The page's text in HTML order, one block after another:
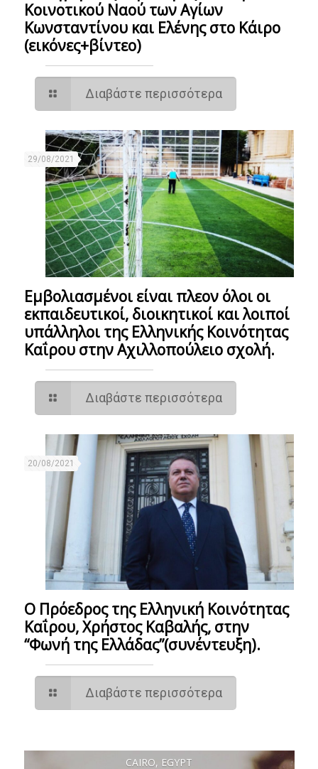
Κοινοτικού Ναού των Αγίων
Κωνσταντίνου και Ελένης στο Κάιρο
(εικόνες+βίντεο)
Διαβάστε περισσότερα
29/08/2021
Εμβολιασμένοι είναι πλεον όλοι οι
εκπαιδευτικοί, διοικητικοί και λοιποί
υπάλληλοι της Ελληνικής Κοινότητας
Καΐρου στην Αχιλλοπούλειο σχολή.
Διαβάστε περισσότερα
20/08/2021
Ο Πρόεδρος της Ελληνική Κοινότητας
Καΐρου, Χρήστος Καβαλής, στην
“Φωνή της Ελλάδας”(συνέντευξη).
Διαβάστε περισσότερα
CAIRO, EGYPT